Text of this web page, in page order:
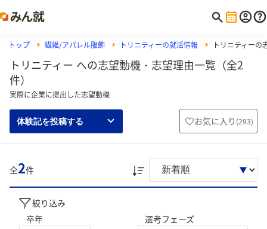
トップ 繊維/アパレル服飾 トリニティーの就活情報 トリニティーの
トリニティー への志望動機・志望理由一覧（全2
件）
実際に企業に提出した志望動機
体験記を投稿する お気に入り (293)
全2件
絞り込み
卒年
選考フェーズ